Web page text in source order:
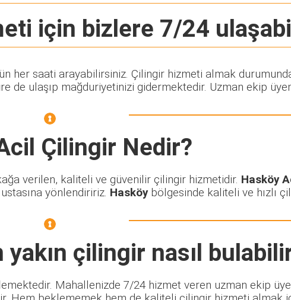
için bizlere 7/24
her saati arayabilirsiniz. Çilingir hizmeti almak
ulaşıp mağduriyetinizi gidermektedir. Uzman ekip
Çilingir Nedir?
verilen, kaliteli ve güvenilir çilingir hizmetidir. Hasköy
yönlendiririz. Hasköybölgesinde kaliteli ve hızlı
yakın çilingir nasıl
Mahallenizde 7/24 hizmet veren uzman ekip